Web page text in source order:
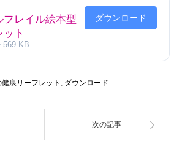
フレイル絵本型
ット
569 KB
ダウンロード
健康リーフレット , ダウンロード
次の記事